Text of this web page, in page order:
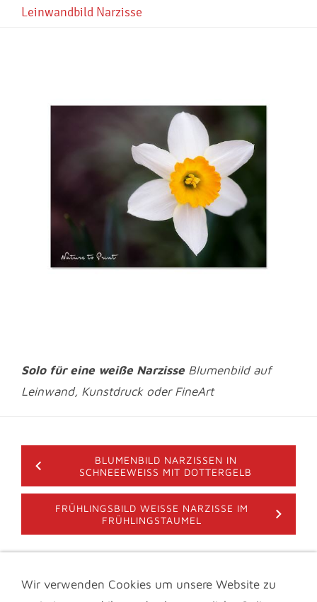
Leinwandbild Narzisse
Solo für eine weiße Narzisse Blumenbild auf
Leinwand, Kunstdruck oder FineArt
BLUMENBILD NARZISSEN IN
SCHNEEEWEISS MIT DOTTERGELB
FRÜHLINGSBILD WEISSE NARZISSE IM
FRÜHLINGSTAUMEL
Wir verwenden Cookies um unsere Website zu